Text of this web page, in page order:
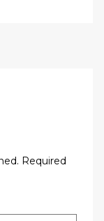
Required